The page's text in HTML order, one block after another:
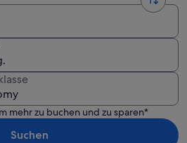
mehr zu buchen und zu sparen*
Suchen